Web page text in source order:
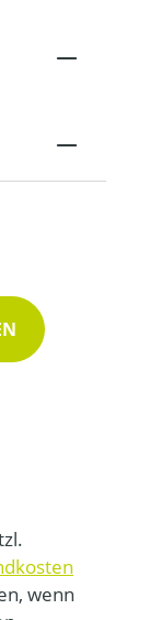
wenn